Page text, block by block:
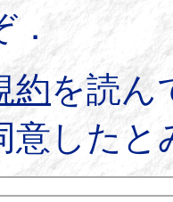
約を読ん
意したと